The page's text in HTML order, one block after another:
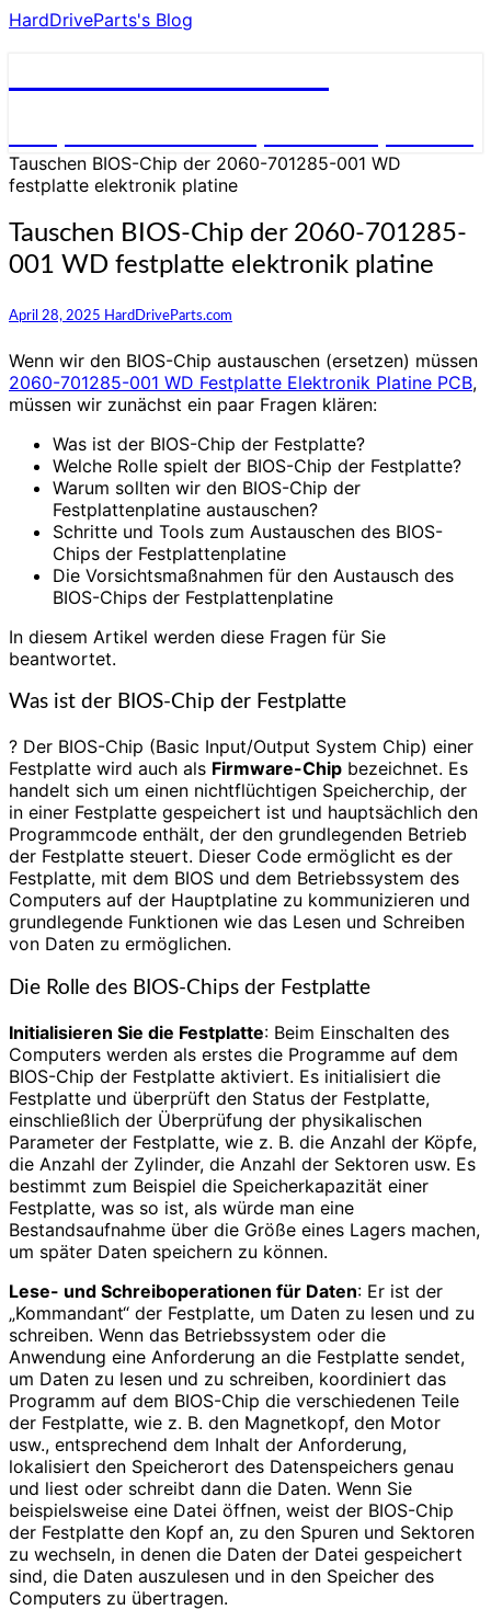
HardDriveParts's Blog
Tauschen BIOS-Chip der 2060-701285-001 WD
festplatte elektronik platine
Tauschen BIOS-Chip der 2060-701285-
001 WD festplatte elektronik platine
April 28, 2025 HardDriveParts.com
Wenn wir den BIOS-Chip austauschen (ersetzen) müssen
2060-701285-001 WD Festplatte Elektronik Platine PCB,
müssen wir zunächst ein paar Fragen klären:
Was ist der BIOS-Chip der Festplatte?
Welche Rolle spielt der BIOS-Chip der Festplatte?
Warum sollten wir den BIOS-Chip der
Festplattenplatine austauschen?
Schritte und Tools zum Austauschen des BIOS-
Chips der Festplattenplatine
Die Vorsichtsmaßnahmen für den Austausch des
BIOS-Chips der Festplattenplatine
In diesem Artikel werden diese Fragen für Sie
beantwortet.
Was ist der BIOS-Chip der Festplatte
? Der BIOS-Chip (Basic Input/Output System Chip) einer
Festplatte wird auch als Firmware-Chip bezeichnet. Es
handelt sich um einen nichtflüchtigen Speicherchip, der
in einer Festplatte gespeichert ist und hauptsächlich den
Programmcode enthält, der den grundlegenden Betrieb
der Festplatte steuert. Dieser Code ermöglicht es der
Festplatte, mit dem BIOS und dem Betriebssystem des
Computers auf der Hauptplatine zu kommunizieren und
grundlegende Funktionen wie das Lesen und Schreiben
von Daten zu ermöglichen.
Die Rolle des BIOS-Chips der Festplatte
Initialisieren Sie die Festplatte: Beim Einschalten des
Computers werden als erstes die Programme auf dem
BIOS-Chip der Festplatte aktiviert. Es initialisiert die
Festplatte und überprüft den Status der Festplatte,
einschließlich der Überprüfung der physikalischen
Parameter der Festplatte, wie z. B. die Anzahl der Köpfe,
die Anzahl der Zylinder, die Anzahl der Sektoren usw. Es
bestimmt zum Beispiel die Speicherkapazität einer
Festplatte, was so ist, als würde man eine
Bestandsaufnahme über die Größe eines Lagers machen,
um später Daten speichern zu können.
Lese- und Schreiboperationen für Daten: Er ist der
„Kommandant“ der Festplatte, um Daten zu lesen und zu
schreiben. Wenn das Betriebssystem oder die
Anwendung eine Anforderung an die Festplatte sendet,
um Daten zu lesen und zu schreiben, koordiniert das
Programm auf dem BIOS-Chip die verschiedenen Teile
der Festplatte, wie z. B. den Magnetkopf, den Motor
usw., entsprechend dem Inhalt der Anforderung,
lokalisiert den Speicherort des Datenspeichers genau
und liest oder schreibt dann die Daten. Wenn Sie
beispielsweise eine Datei öffnen, weist der BIOS-Chip
der Festplatte den Kopf an, zu den Spuren und Sektoren
zu wechseln, in denen die Daten der Datei gespeichert
sind, die Daten auszulesen und in den Speicher des
Computers zu übertragen.